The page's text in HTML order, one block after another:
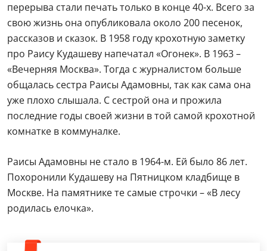
перерыва стали печать только в конце 40-х. Всего за
свою жизнь она опубликовала около 200 песенок,
рассказов и сказок. В 1958 году крохотную заметку
про Раису Кудашеву напечатал «Огонек». В 1963 –
«Вечерняя Москва». Тогда с журналистом больше
общалась сестра Раисы Адамовны, так как сама она
уже плохо слышала. С сестрой она и прожила
последние годы своей жизни в той самой крохотной
комнатке в коммуналке.
Раисы Адамовны не стало в 1964-м. Ей было 86 лет.
Похоронили Кудашеву на Пятницком кладбище в
Москве. На памятнике те самые строчки – «В лесу
родилась елочка».